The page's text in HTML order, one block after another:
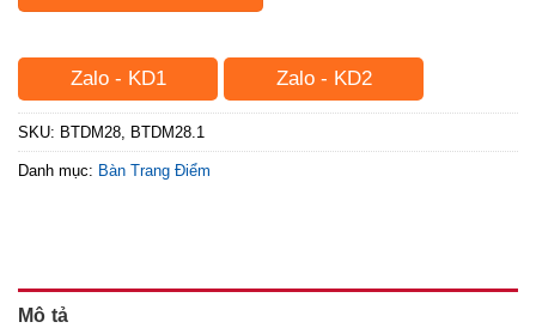
Zalo - KD1 Zalo - KD2
SKU: BTDM28, BTDM28.1
Danh mục: Bàn Trang Điểm
Mô tả